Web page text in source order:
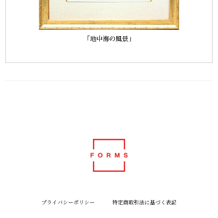
プライバシーポリシー 特定商取引法に基づく表記